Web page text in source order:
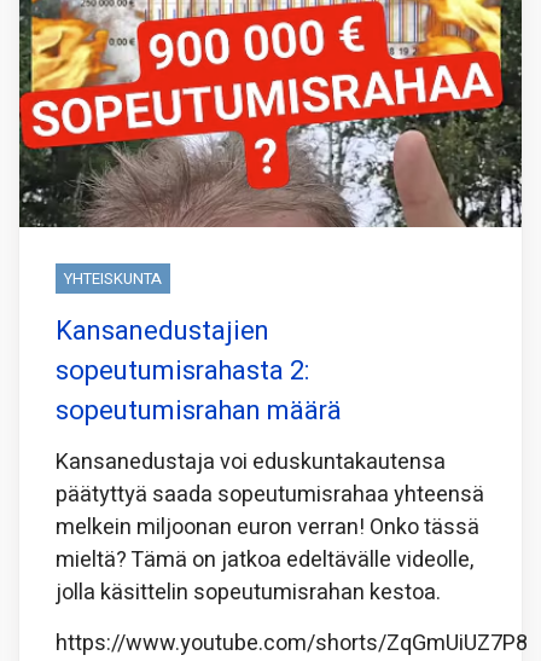
YHTEISKUNTA
Kansanedustajien
sopeutumisrahasta 2:
sopeutumisrahan määrä
Kansanedustaja voi eduskuntakautensa
päätyttyä saada sopeutumisrahaa yhteensä
melkein miljoonan euron verran! Onko tässä
mieltä? Tämä on jatkoa edeltävälle videolle,
jolla käsittelin sopeutumisrahan kestoa.
https://www.youtube.com/shorts/ZqGmUiUZ7P8